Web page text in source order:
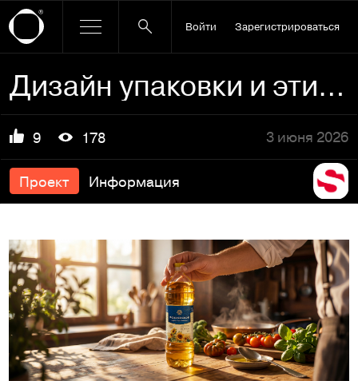
Войти Зарегистрироваться
Дизайн упаковки и этикетки для подсолнечного масла «Ровненс…
9 178 3 июня 2026
Проект Информация